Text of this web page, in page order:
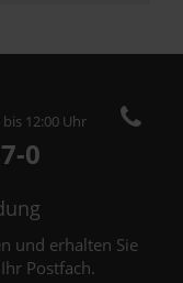
12:00 Uhr
0
und erhalten Sie
Postfach.